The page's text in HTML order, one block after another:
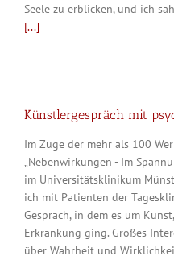
Seele zu erblicken, und ich
[...]
Künstlergespräch mit
Im Zuge der mehr als 100
„Nebenwirkungen - Im
im Universitätsklinikum
ich mit Patienten der
Gespräch, in dem es um
Erkrankung ging. Großes
über Wahrheit und